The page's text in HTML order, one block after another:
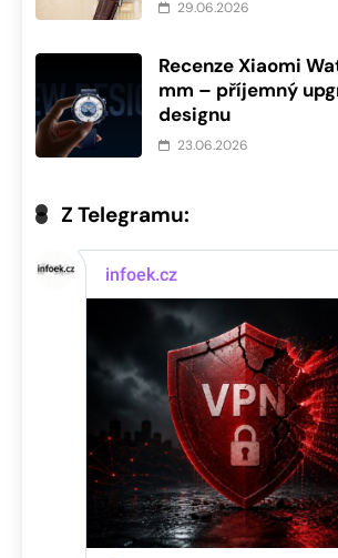
29.06.2026
Recenze Xiaomi
mm – příjemný
designu
23.06.2026
Z Telegramu: